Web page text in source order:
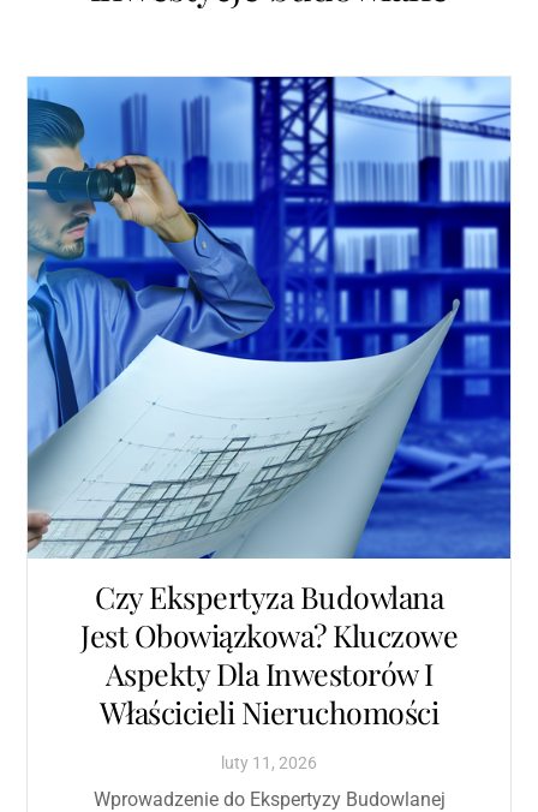
Czy Ekspertyza Budowlana
Jest Obowiązkowa? Kluczowe
Aspekty Dla Inwestorów I
Właścicieli Nieruchomości
luty 11 , 2026
Wprowadzenie do Ekspertyzy Budowlanej